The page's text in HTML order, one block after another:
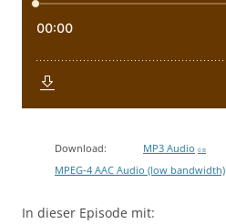
Download: MP3 Audio 0 B
MPEG-4 AAC Audio (low bandwidth)
In dieser Episode mit: